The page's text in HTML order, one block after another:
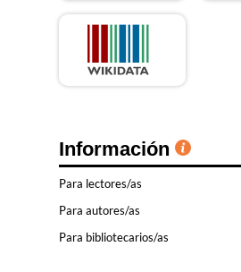
Información
Para lectores/as
Para autores/as
Para bibliotecarios/as